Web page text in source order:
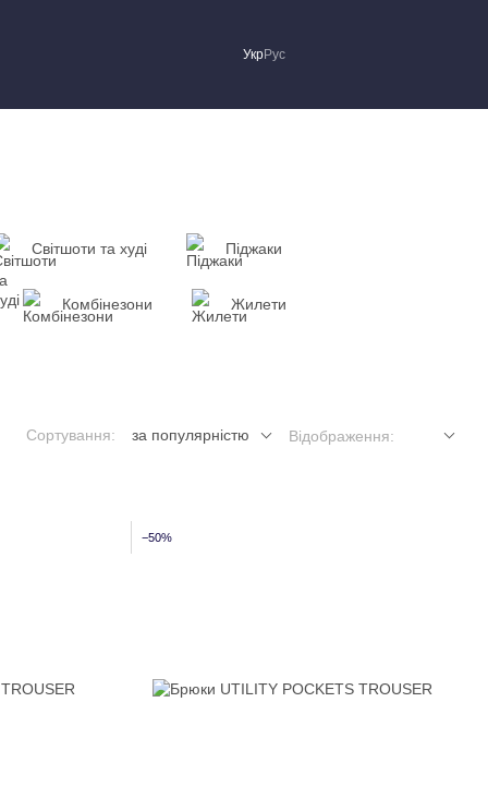
УкрРус
Світшоти та худі Піджаки
Комбінезони Жилети
Сортування: за популярністю Відображення:
−50%